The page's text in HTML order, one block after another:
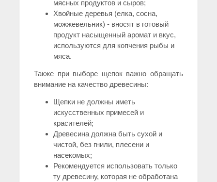
мясных продуктов и сыров;
Хвойные деревья (елка, сосна,
можжевельник) - вносят в готовый
продукт насыщенный аромат и вкус,
используются для копчения рыбы и
мяса.
Также при выборе щепок важно обращать
внимание на качество древесины:
Щепки не должны иметь
искусственных примесей и
красителей;
Древесина должна быть сухой и
чистой, без гнили, плесени и
насекомых;
Рекомендуется использовать только
ту древесину, которая не обработана